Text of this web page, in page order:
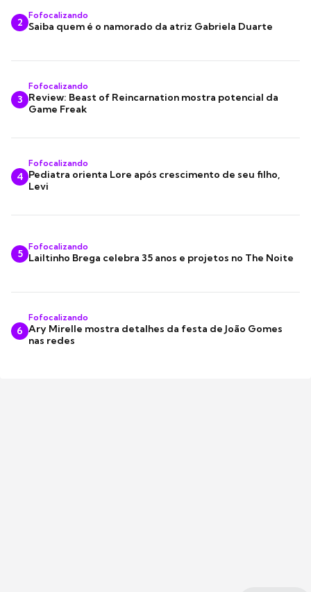
2
Fofocalizando
Saiba quem é o namorado da atriz Gabriela Duarte
3
Fofocalizando
Review: Beast of Reincarnation mostra potencial da
Game Freak
4
Fofocalizando
Pediatra orienta Lore após crescimento de seu filho,
Levi
5
Fofocalizando
Lailtinho Brega celebra 35 anos e projetos no The Noite
6
Fofocalizando
Ary Mirelle mostra detalhes da festa de João Gomes
nas redes